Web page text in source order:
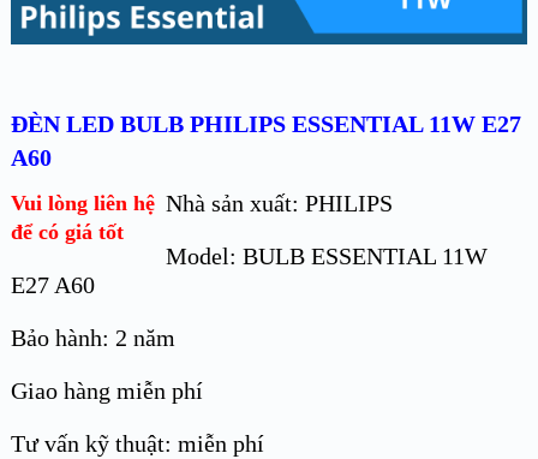
ĐÈN LED BULB PHILIPS ESSENTIAL 11W E27
A60
Vui lòng liên hệ
để có giá tốt
Nhà sản xuất: PHILIPS
Model: BULB ESSENTIAL 11W
E27 A60
Bảo hành: 2 năm
Giao hàng miễn phí
Tư vấn kỹ thuật: miễn phí